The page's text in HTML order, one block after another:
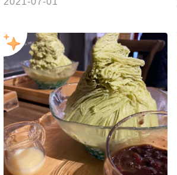
館商圈超人氣冰店！生意真的非常好時常
客滿🥰🥰店裡主打的就是各式口味的雪花
冰，適合吃完正餐後來這邊享用飯後甜點
～ - 🔶炭焙雪腐 NT$：80 🔶泰4奶茶
NT$：100 🔶巧克力 NT$：80 🔶宇治金
時 NT$：80 整體分數:🌕🌕🌕🌕🌑 (4/5)
口味上我覺得雖然有些偏甜 如果是螞蟻人
記得附上旁邊的煉乳🤣🤣 不過吃得出店家
對於各個口味的用心與真材實料 焙茶跟泰
奶茶味挺重的個人很喜歡 其他口味就是中